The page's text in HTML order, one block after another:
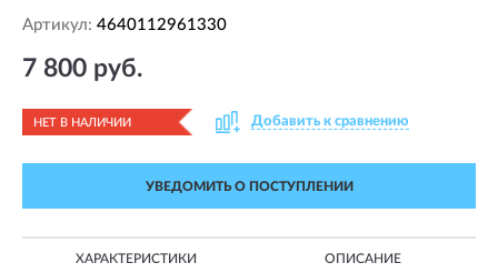
Артикул: 4640112961330
7 800 руб.
НЕТ В НАЛИЧИИ Добавить к сравнению
УВЕДОМИТЬ О ПОСТУПЛЕНИИ
ХАРАКТЕРИСТИКИ ОПИСАНИЕ